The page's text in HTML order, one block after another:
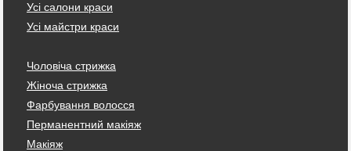
Усі салони краси
Усі майстри краси
Чоловіча стрижка
Жіноча стрижка
Фарбування волосся
Перманентний макіяж
Макіяж